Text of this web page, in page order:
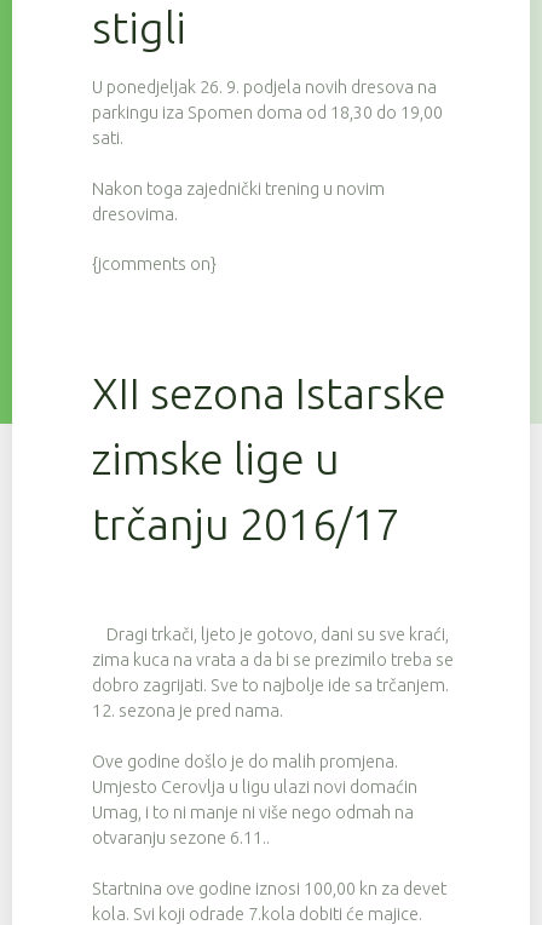
stigli
U ponedjeljak 26. 9. podjela novih dresova na
parkingu iza Spomen doma od 18,30 do 19,00
sati.
Nakon toga zajednički trening u novim
dresovima.
{jcomments on}
XII sezona Istarske
zimske lige u
trčanju 2016/17
Dragi trkači, ljeto je gotovo, dani su sve kraći,
zima kuca na vrata a da bi se prezimilo treba se
dobro zagrijati. Sve to najbolje ide sa trčanjem.
12. sezona je pred nama.
Ove godine došlo je do malih promjena.
Umjesto Cerovlja u ligu ulazi novi domaćin
Umag, i to ni manje ni više nego odmah na
otvaranju sezone 6.11..
Startnina ove godine iznosi 100,00 kn za devet
kola. Svi koji odrade 7.kola dobiti će majice.